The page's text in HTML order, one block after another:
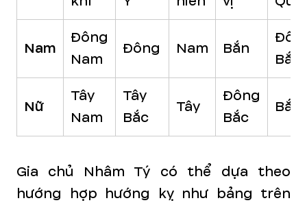
Nam
Đông
Nam
Đông Nam Bắn
Bắc
Nữ
Tây
Nam
Tây
Bắc
Tây
Đông
Bắc
Bắc
Gia chủ Nhâm Tý có thể dựa theo
hướng hợp hướng kỵ như bảng trên